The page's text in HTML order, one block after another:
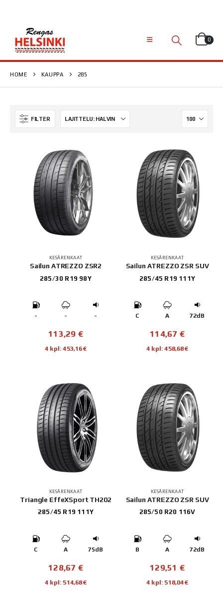
0
HOME KAUPPA 285
FILTER
KESÄRENKAAT
Sailun ATREZZO ZSR2
285/30 R19 98Y
- - -
113,29 €
4 kpl: 453,16€
KESÄRENKAAT
Sailun ATREZZO ZSR SUV
285/45 R19 111Y
C A 72dB
114,67 €
4 kpl: 458,68€
KESÄRENKAAT
Triangle EffeXSport TH202
285/45 R19 111Y
C A 75dB
128,67 €
4 kpl: 514,68€
KESÄRENKAAT
Sailun ATREZZO ZSR SUV
285/50 R20 116V
B A 72dB
129,51 €
4 kpl: 518,04€